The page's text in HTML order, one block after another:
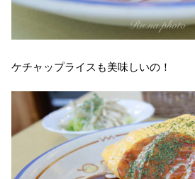
ケチャップライスも美味しいの！